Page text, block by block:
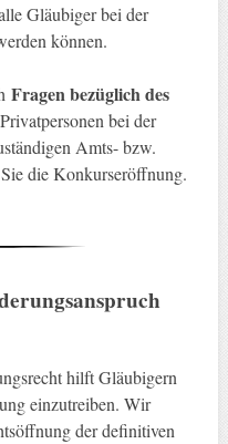
Gläubiger bei der
können.
Fragen bezüglich des
bei der
Amts- bzw.
die Konkurseröffnung.
hilft Gläubigern
einzutreiben. Wir
der definitiven